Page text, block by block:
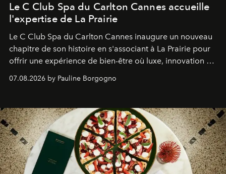
Le C Club Spa du Carlton Cannes accueille
l'expertise de La Prairie
Le C Club Spa du Carlton Cannes inaugure un nouveau
chapitre de son histoire en s'associant à La Prairie pour
offrir une expérience de bien-être où luxe, innovation et
expertise se rencontrent.
07.08.2026 by Pauline Borgogno